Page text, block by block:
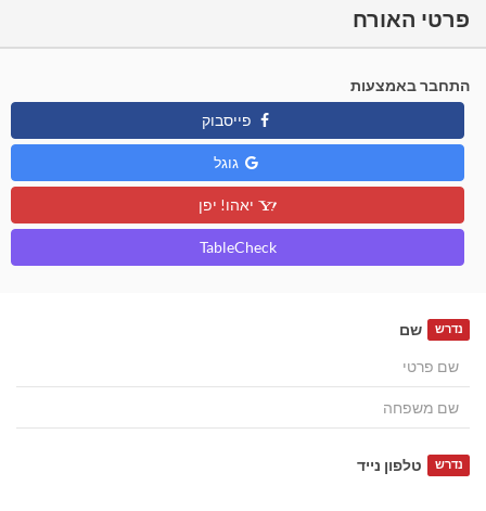
פרטי האורח
התחבר באמצעות
פייסבוק
גוגל
יאהו! יפן
TableCheck
שם נדרש
טלפון נייד נדרש